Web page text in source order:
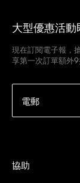
大型優惠活動
現在訂閱電子報，
享第一次訂單額外9
電郵
協助